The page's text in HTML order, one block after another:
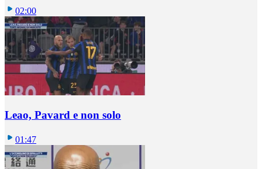
02:00
Leao, Pavard e non solo
01:47